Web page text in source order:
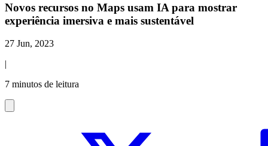
Novos recursos no Maps usam IA para mostrar
experiência imersiva e mais sustentável
27 Jun, 2023
|
7 minutos de leitura